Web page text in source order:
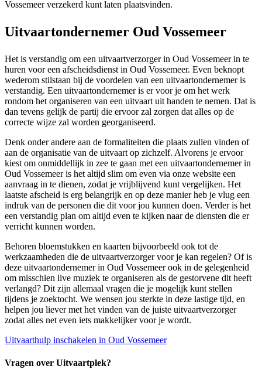
Vossemeer verzekerd kunt laten plaatsvinden.
Uitvaartondernemer Oud Vossemeer
Het is verstandig om een uitvaartverzorger in Oud Vossemeer in te
huren voor een afscheidsdienst in Oud Vossemeer. Even beknopt
wederom stilstaan bij de voordelen van een uitvaartondernemer is
verstandig. Een uitvaartondernemer is er voor je om het werk
rondom het organiseren van een uitvaart uit handen te nemen. Dat is
dan tevens gelijk de partij die ervoor zal zorgen dat alles op de
correcte wijze zal worden georganiseerd.
Denk onder andere aan de formaliteiten die plaats zullen vinden of
aan de organisatie van de uitvaart op zichzelf. Alvorens je ervoor
kiest om onmiddellijk in zee te gaan met een uitvaartondernemer in
Oud Vossemeer is het altijd slim om even via onze website een
aanvraag in te dienen, zodat je vrijblijvend kunt vergelijken. Het
laatste afscheid is erg belangrijk en op deze manier heb je vlug een
indruk van de personen die dit voor jou kunnen doen. Verder is het
een verstandig plan om altijd even te kijken naar de diensten die er
verricht kunnen worden.
Behoren bloemstukken en kaarten bijvoorbeeld ook tot de
werkzaamheden die de uitvaartverzorger voor je kan regelen? Of is
deze uitvaartondernemer in Oud Vossemeer ook in de gelegenheid
om misschien live muziek te organiseren als de gestorvene dit heeft
verlangd? Dit zijn allemaal vragen die je mogelijk kunt stellen
tijdens je zoektocht. We wensen jou sterkte in deze lastige tijd, en
helpen jou liever met het vinden van de juiste uitvaartverzorger
zodat alles net even iets makkelijker voor je wordt.
Uitvaarthulp inschakelen in Oud Vossemeer
Vragen over Uitvaartplek?